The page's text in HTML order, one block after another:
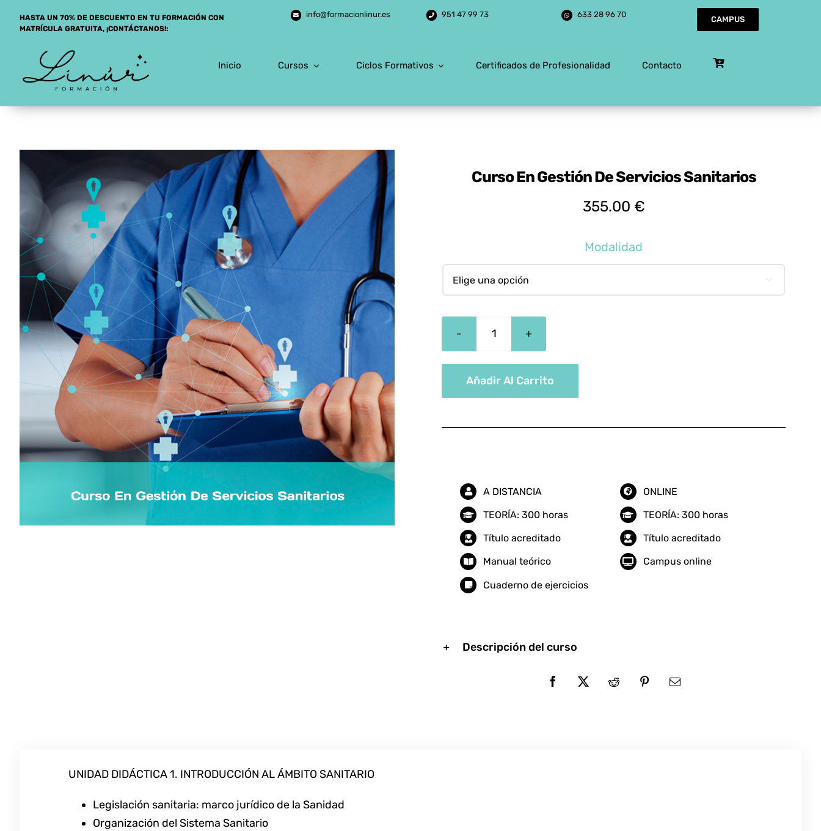
HASTA UN 70% DE DESCUENTO EN TU FORMACIÓN CON
MATRÍCULA GRATUITA, ¡CONTÁCTANOS!:
info@formacionlinur.es 951 47 99 73 633 28 96 70
CAMPUS
Inicio Cursos Ciclos Formativos Certificados de Profesionalidad Contacto
Curso En Gestión De Servicios Sanitarios
355.00 €
Modalidad
Gestión
De
Añadir Al Carrito
A DISTANCIA
TEORÍA: 300 horas
Título acreditado
Manual teórico
Cuaderno de ejercicios
ONLINE
TEORÍA: 300 horas
Título acreditado
Campus online
Descripción del curso
UNIDAD DIDÁCTICA 1. INTRODUCCIÓN AL ÁMBITO SANITARIO
Legislación sanitaria: marco jurídico de la Sanidad
Organización del Sistema Sanitario